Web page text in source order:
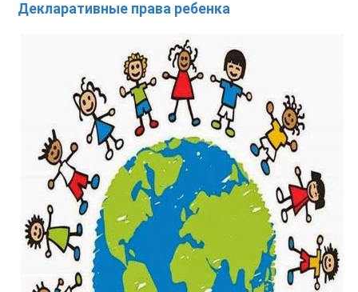
Декларативные права ребенка